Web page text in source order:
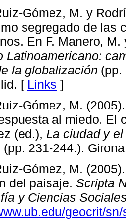
Gómez, M. y
segregado de las
En F. Manero,
Latinoamericano:
la globalización (pp.
[ Links ]
Gómez, M.
al miedo. El
(ed.), La ciudad y
(pp. 231-244.).
Gómez, M.
del paisaje. Scripta
y Ciencias
geocrit/